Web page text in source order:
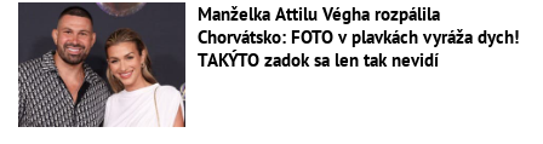
Manželka Attilu Végha rozpálila
Chorvátsko: FOTO v plavkách vyráža dych!
TAKÝTO zadok sa len tak nevidí